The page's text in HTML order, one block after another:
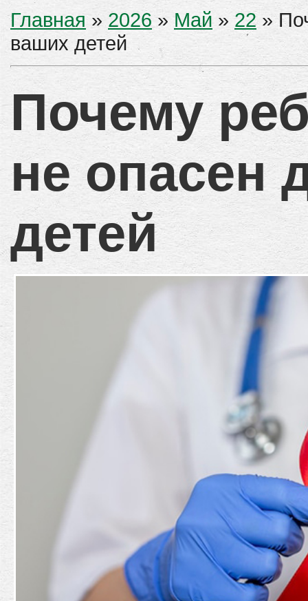
Главная » 2026 » Май » 22»
ваших детей
Почему
не опасен
детей